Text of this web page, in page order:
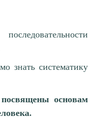
знать систематику
основам